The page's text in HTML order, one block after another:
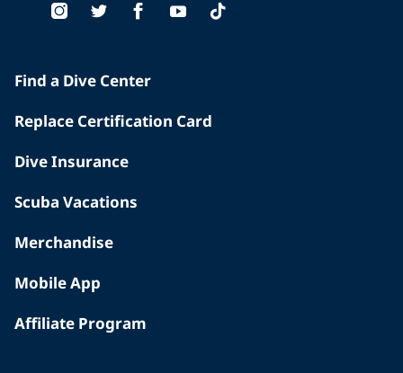
Find a Dive Center
Replace Certification Card
Dive Insurance
Scuba Vacations
Merchandise
Mobile App
Affiliate Program